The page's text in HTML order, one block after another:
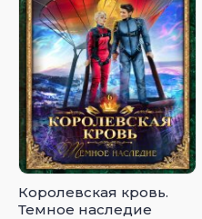
Королевская кровь.
Темное наследие